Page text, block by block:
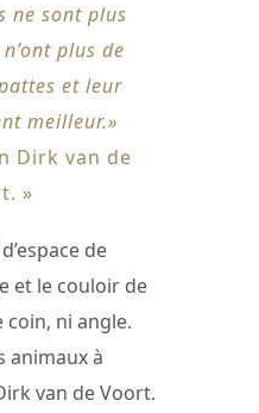
ne sont plus
plus de
et leur
meilleur.»
Dirk van de
»
de
et le couloir de
coin, ni angle.
animaux à
van de Voort.